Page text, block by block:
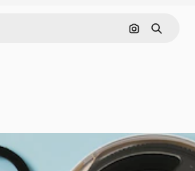
Rechercher